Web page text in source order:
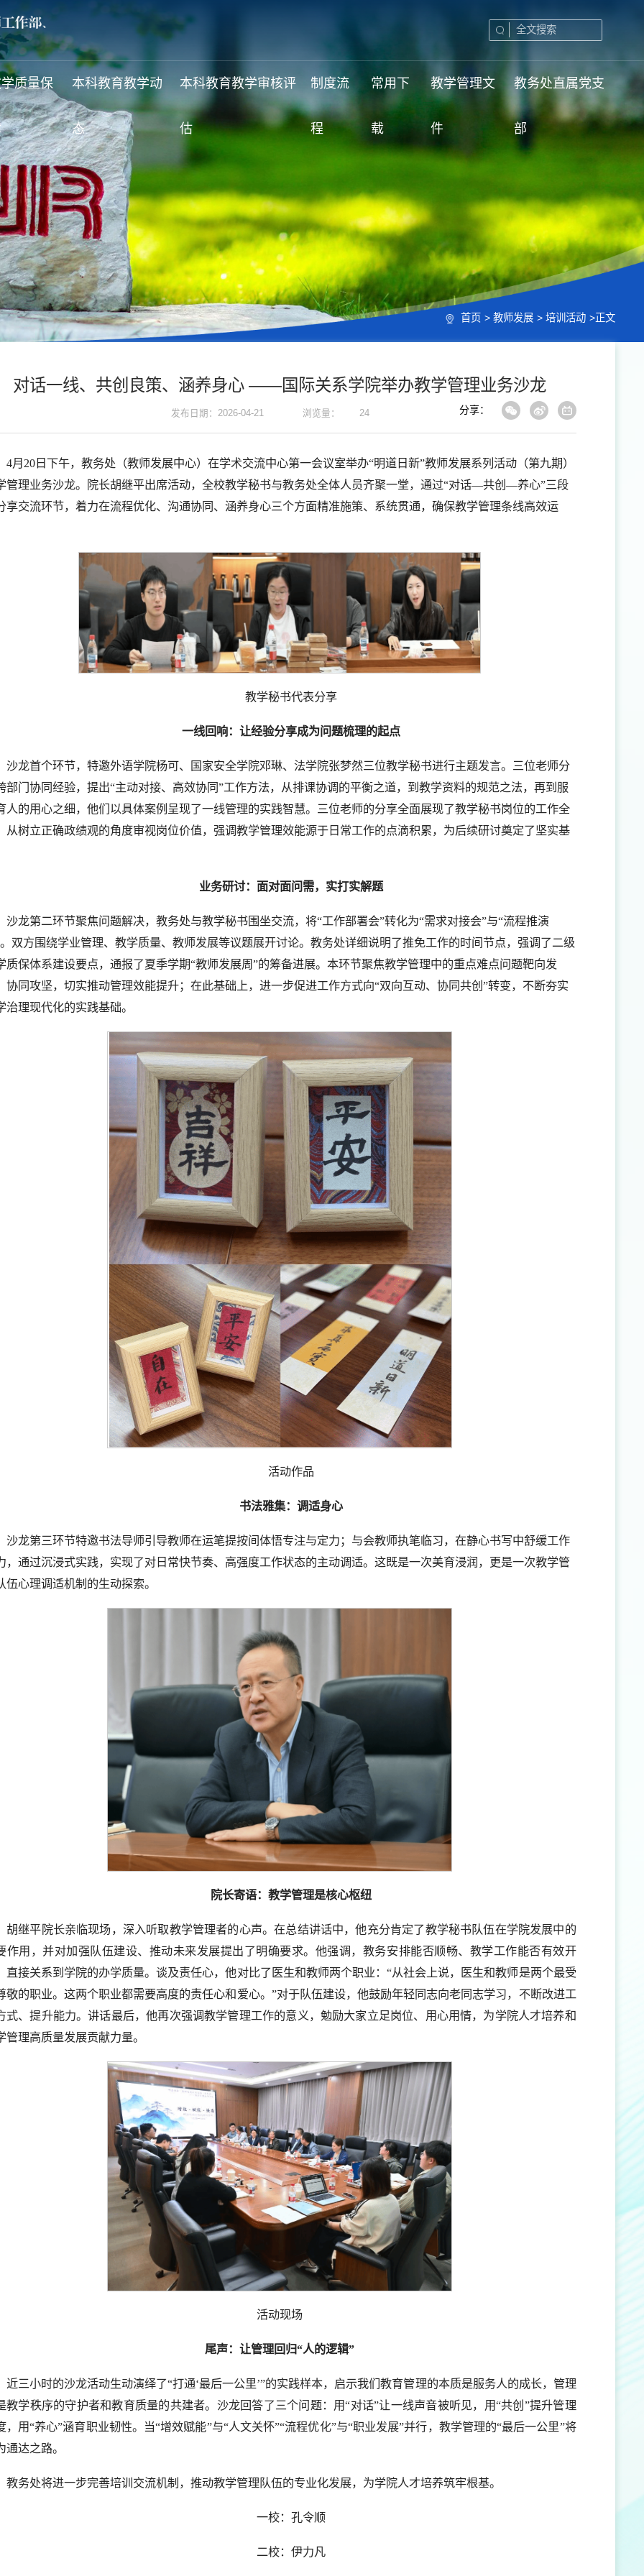
质量保 本科教育教学动
态
本科教育教学审核评
估
制度流
程
常用下
载
教学管理文
件
教务处直属党支
部
首页 > 教师发展 > 培训活动 >正文
对话一线、共创良策、涵养身心 ——国际关系学院举办教学管理业务沙龙
发布日期：2026-04-21 浏览量： 24 分享：
4月20日下午，教务处（教师发展中心）在学术交流中心第一会议室举办“明道日新”教师发展系列活动（第九期）
管理业务沙龙。院长胡继平出席活动，全校教学秘书与教务处全体人员齐聚一堂，通过“对话—共创—养心”三段
享交流环节，着力在流程优化、沟通协同、涵养身心三个方面精准施策、系统贯通，确保教学管理条线高效运
教学秘书代表分享
一线回响：让经验分享成为问题梳理的起点
沙龙首个环节，特邀外语学院杨可、国家安全学院邓琳、法学院张梦然三位教学秘书进行主题发言。三位老师分
部门协同经验，提出“主动对接、高效协同”工作方法，从排课协调的平衡之道，到教学资料的规范之法，再到服
人的用心之细，他们以具体案例呈现了一线管理的实践智慧。三位老师的分享全面展现了教学秘书岗位的工作全
从树立正确政绩观的角度审视岗位价值，强调教学管理效能源于日常工作的点滴积累，为后续研讨奠定了坚实基
业务研讨：面对面问需，实打实解题
沙龙第二环节聚焦问题解决，教务处与教学秘书围坐交流，将“工作部署会”转化为“需求对接会”与“流程推演
双方围绕学业管理、教学质量、教师发展等议题展开讨论。教务处详细说明了推免工作的时间节点，强调了二级
质保体系建设要点，通报了夏季学期“教师发展周”的筹备进展。本环节聚焦教学管理中的重点难点问题靶向发
协同攻坚，切实推动管理效能提升；在此基础上，进一步促进工作方式向“双向互动、协同共创”转变，不断夯实
治理现代化的实践基础。
活动作品
书法雅集：调适身心
沙龙第三环节特邀书法导师引导教师在运笔提按间体悟专注与定力；与会教师执笔临习，在静心书写中舒缓工作
，通过沉浸式实践，实现了对日常快节奏、高强度工作状态的主动调适。这既是一次美育浸润，更是一次教学管
伍心理调适机制的生动探索。
院长寄语：教学管理是核心枢纽
胡继平院长亲临现场，深入听取教学管理者的心声。在总结讲话中，他充分肯定了教学秘书队伍在学院发展中的
作用，并对加强队伍建设、推动未来发展提出了明确要求。他强调，教务安排能否顺畅、教学工作能否有效开
直接关系到学院的办学质量。谈及责任心，他对比了医生和教师两个职业：“从社会上说，医生和教师是两个最受
敬的职业。这两个职业都需要高度的责任心和爱心。”对于队伍建设，他鼓励年轻同志向老同志学习，不断改进工
式、提升能力。讲话最后，他再次强调教学管理工作的意义，勉励大家立足岗位、用心用情，为学院人才培养和
管理高质量发展贡献力量。
活动现场
尾声：让管理回归“人的逻辑”
近三小时的沙龙活动生动演绎了“打通‘最后一公里’”的实践样本，启示我们教育管理的本质是服务人的成长，管理
教学秩序的守护者和教育质量的共建者。沙龙回答了三个问题：用“对话”让一线声音被听见，用“共创”提升管理
，用“养心”涵育职业韧性。当“增效赋能”与“人文关怀”“流程优化”与“职业发展”并行，教学管理的“最后一公里”将
通达之路。
教务处将进一步完善培训交流机制，推动教学管理队伍的专业化发展，为学院人才培养筑牢根基。
一校：孔令顺
二校：伊力凡